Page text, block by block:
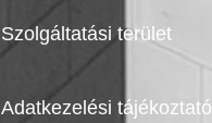
Szolgáltatási terület
Adatkezelési tájékoztató